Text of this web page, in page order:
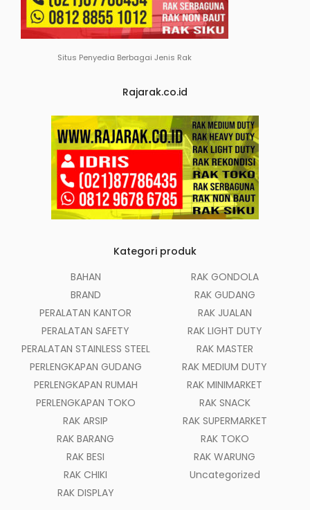
Situs Penyedia Berbagai Jenis Rak
Rajarak.co.id
Kategori produk
BAHAN
BRAND
PERALATAN KANTOR
PERALATAN SAFETY
PERALATAN STAINLESS STEEL
PERLENGKAPAN GUDANG
PERLENGKAPAN RUMAH
PERLENGKAPAN TOKO
RAK ARSIP
RAK BARANG
RAK BESI
RAK CHIKI
RAK DISPLAY
RAK GONDOLA
RAK GUDANG
RAK JUALAN
RAK LIGHT DUTY
RAK MASTER
RAK MEDIUM DUTY
RAK MINIMARKET
RAK SNACK
RAK SUPERMARKET
RAK TOKO
RAK WARUNG
Uncategorized